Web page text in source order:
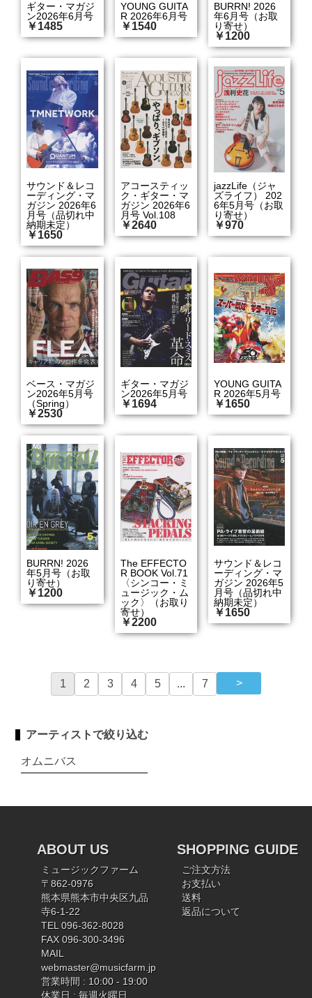
ギター・マガジ
ン2026年6月号
￥1485
YOUNG GUITA
R 2026年6月号
￥1540
BURRN! 2026
年6月号（お取
り寄せ）
￥1200
サウンド＆レコ
ーディング・マ
ガジン 2026年6
月号（品切れ中
納期未定）
￥1650
アコースティッ
ク・ギター・マ
ガジン 2026年6
月号 Vol.108
￥2640
jazzLife（ジャ
ズライフ） 202
6年5月号（お取
り寄せ）
￥970
ベース・マガジ
ン2026年5月号
（Spring）
￥2530
ギター・マガジ
ン2026年5月号
￥1694
YOUNG GUITA
R 2026年5月号
￥1650
BURRN! 2026
年5月号（お取
り寄せ）
￥1200
The EFFECTO
R BOOK Vol.71
〈シンコー・ミ
ュージック・ム
ック〉（お取り
寄せ）
￥2200
サウンド＆レコ
ーディング・マ
ガジン 2026年5
月号（品切れ中
納期未定）
￥1650
1 2 3 4 5 ... 7
アーティストで絞り込む
オムニバス
ABOUT US
ミュージックファーム
〒862-0976
熊本県熊本市中央区九品
寺6-1-22
TEL 096-362-8028
FAX 096-300-3496
MAIL
webmaster@musicfarm.jp
営業時間 : 10:00 - 19:00
休業日 : 毎週火曜日
SHOPPING GUIDE
ご注文方法
お支払い
送料
返品について